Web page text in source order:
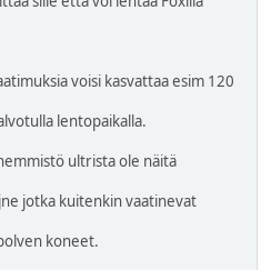
voisi kasvattaa esim 120
lentopaikalla.
ultrista ole näitä
jotka kuitenkin vaatinevat
koneet.